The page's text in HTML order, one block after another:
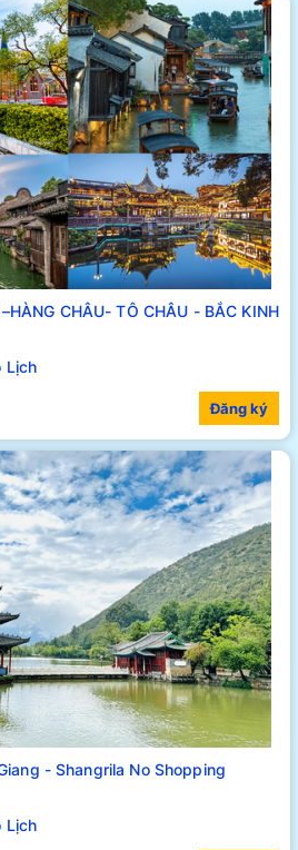
CHÂU- TÔ CHÂU - BẮC KINH
Lịch
Đăng ký
- Shangrila No Shopping
Lịch